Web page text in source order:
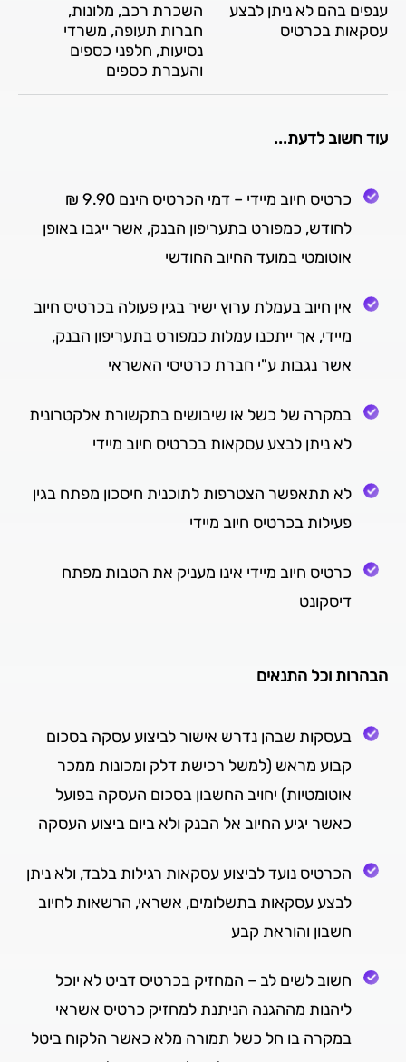
ענפים בהם לא ניתן לבצע
עסקאות בכרטיס
השכרת רכב, מלונות,
חברות תעופה, משרדי
נסיעות, חלפני כספים
והעברת כספים
עוד חשוב לדעת...
כרטיס חיוב מיידי – דמי הכרטיס הינם 9.90 ₪
לחודש, כמפורט בתעריפון הבנק, אשר ייגבו באופן
אוטומטי במועד החיוב החודשי
אין חיוב בעמלת ערוץ ישיר בגין פעולה בכרטיס חיוב
מיידי, אך ייתכנו עמלות כמפורט בתעריפון הבנק,
אשר נגבות ע"י חברת כרטיסי האשראי
במקרה של כשל או שיבושים בתקשורת אלקטרונית
לא ניתן לבצע עסקאות בכרטיס חיוב מיידי
לא תתאפשר הצטרפות לתוכנית חיסכון מפתח בגין
פעילות בכרטיס חיוב מיידי
כרטיס חיוב מיידי אינו מעניק את הטבות מפתח
דיסקונט
הבהרות וכל התנאים
בעסקות שבהן נדרש אישור לביצוע עסקה בסכום
קבוע מראש (למשל רכישת דלק ומכונות ממכר
אוטומטיות) יחויב החשבון בסכום העסקה בפועל
כאשר יגיע החיוב אל הבנק ולא ביום ביצוע העסקה
הכרטיס נועד לביצוע עסקאות רגילות בלבד, ולא ניתן
לבצע עסקאות בתשלומים, אשראי, הרשאות לחיוב
חשבון והוראת קבע
חשוב לשים לב – המחזיק בכרטיס דביט לא יוכל
ליהנות מההגנה הניתנת למחזיק כרטיס אשראי
במקרה בו חל כשל תמורה מלא כאשר הלקוח ביטל